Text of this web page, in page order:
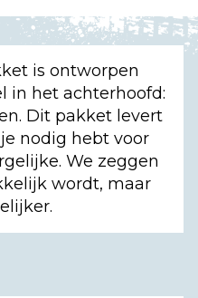
is ontworpen
in het achterhoofd:
Dit pakket levert
nodig hebt voor
We zeggen
wordt, maar